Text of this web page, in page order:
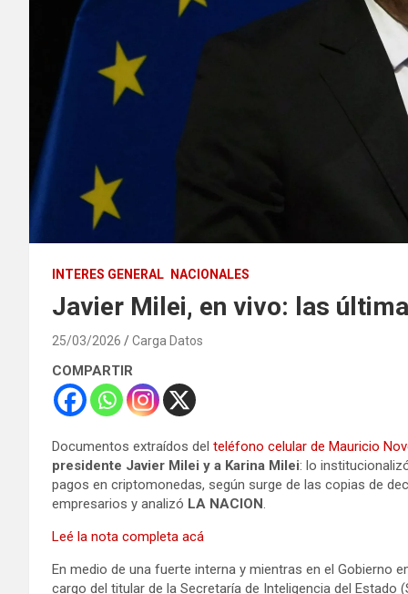
INTERES GENERAL NACIONALES
Javier Milei, en vivo: las
25/03/2026 Carga Datos
COMPARTIR
Documentos extraídos del teléfono celular de Mauricio
presidente Javier Milei y a Karina Milei: lo
pagos en criptomonedas, según surge de las copias de
empresarios y analizó LA NACION.
Leé la nota completa acá
En medio de una fuerte interna y mientras en el Gobierno
cargo del titular de la Secretaría de Inteligencia del Estado